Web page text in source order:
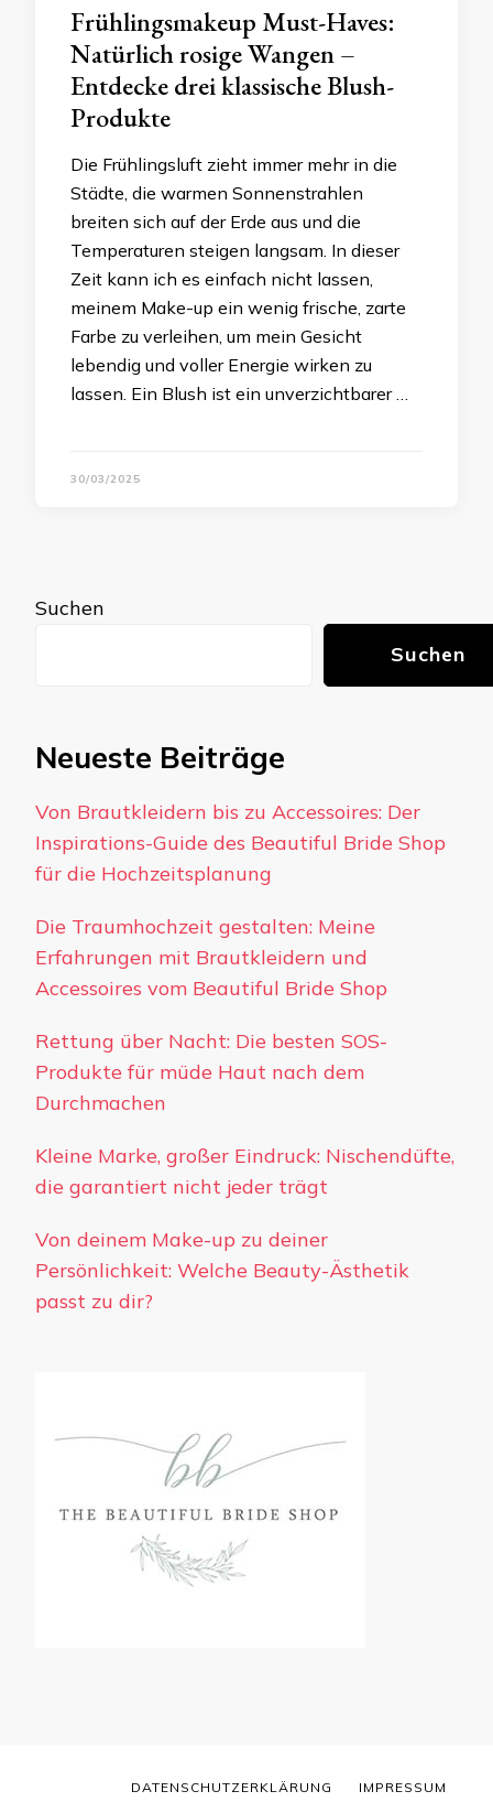
Frühlingsmakeup Must-Haves:
Natürlich rosige Wangen –
Entdecke drei klassische Blush-
Produkte
Die Frühlingsluft zieht immer mehr in die
Städte, die warmen Sonnenstrahlen
breiten sich auf der Erde aus und die
Temperaturen steigen langsam. In dieser
Zeit kann ich es einfach nicht lassen,
meinem Make-up ein wenig frische, zarte
Farbe zu verleihen, um mein Gesicht
lebendig und voller Energie wirken zu
lassen. Ein Blush ist ein unverzichtbarer …
30/03/2025
Suchen
Suchen
Neueste Beiträge
Von Brautkleidern bis zu Accessoires: Der
Inspirations-Guide des Beautiful Bride Shop
für die Hochzeitsplanung
Die Traumhochzeit gestalten: Meine
Erfahrungen mit Brautkleidern und
Accessoires vom Beautiful Bride Shop
Rettung über Nacht: Die besten SOS-
Produkte für müde Haut nach dem
Durchmachen
Kleine Marke, großer Eindruck: Nischendüfte,
die garantiert nicht jeder trägt
Von deinem Make-up zu deiner
Persönlichkeit: Welche Beauty-Ästhetik
passt zu dir?
DATENSCHUTZERKLÄRUNG IMPRESSUM